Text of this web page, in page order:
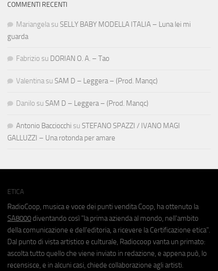
COMMENTI RECENTI
Mariangela su SELLY BABY MODELLA ITALIA – Luna lei mi
guarda
Fabrizio su DORIAN O. A. – Tao
Valentina su SAM D – Leggera – (Prod. Manqc)
Danilo su SAM D – Leggera – (Prod. Manqc)
Antonio Bacciocchi su STEFANO SPAZZI / IVANO MAGI
GALLUZZI – Una rotonda per amare
ETICA
RadioCoop, musica e voce dei punti vendita Coop, ha ottenuto la
SA8000 diventando così "la prima azienda al mondo, nell'ambito
della comunicazione e dell'editoria, a ricevere la Certificazione etica".
Dal punto di vista artistico e culturale, Radiocoop vanta un primato:
ascolta tutto quello che viene inviato in redazione, e appena può, lo
recensisce, e in alcuni casi, chiede collaborazione agli artisti.